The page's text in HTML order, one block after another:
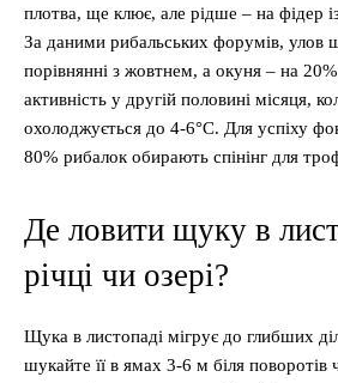
плотва, ще клює, але рідше – на фідер
За даними рибальських форумів, улов
порівнянні з жовтнем, а окуня – на
активність у другій половині місяця,
охолоджується до 4-6°C. Для успіху
80% рибалок обирають спінінг для
Де ловити щуку в
річці чи озері?
Щука в листопаді мігрує до глибших
шукайте її в ямах 3-6 м біля поворотів